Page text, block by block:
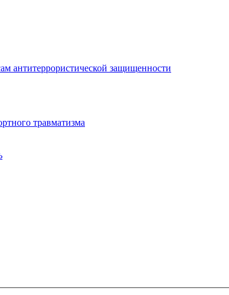
антитеррористической защищенности
травматизма